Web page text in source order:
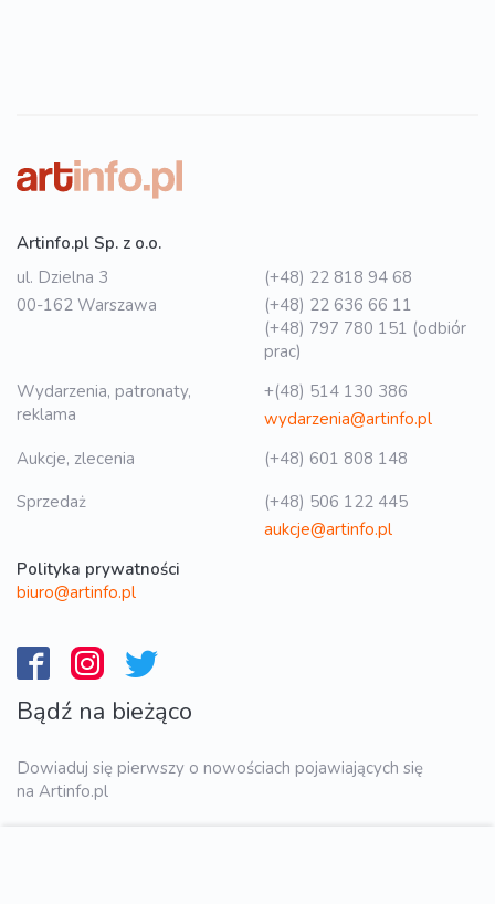
Artinfo.pl Sp. z o.o.
ul. Dzielna 3
00-162 Warszawa
(+48) 22 818 94 68
(+48) 22 636 66 11
(+48) 797 780 151 (odbiór
prac)
Wydarzenia, patronaty,
reklama
+(48) 514 130 386
wydarzenia@artinfo.pl
Aukcje, zlecenia
(+48) 601 808 148
Sprzedaż
(+48) 506 122 445
aukcje@artinfo.pl
Polityka prywatności
biuro@artinfo.pl
Bądź na bieżąco
Dowiaduj się pierwszy o nowościach pojawiających się
na Artinfo.pl